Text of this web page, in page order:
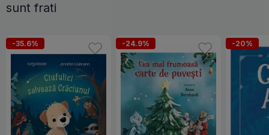
sunt frati
-35.6% -24.9% -20%